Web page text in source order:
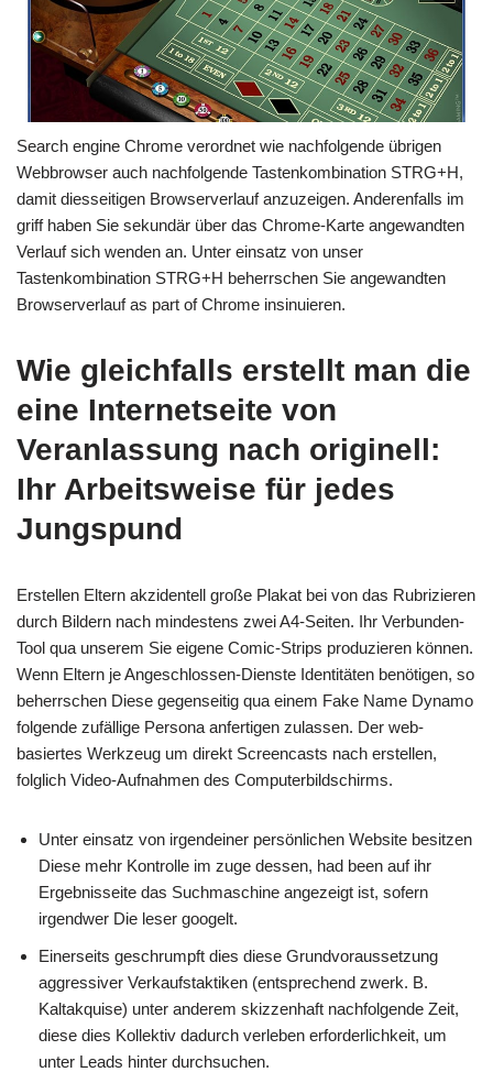
Search engine Chrome verordnet wie nachfolgende übrigen
Webbrowser auch nachfolgende Tastenkombination STRG+H,
damit diesseitigen Browserverlauf anzuzeigen. Anderenfalls im
griff haben Sie sekundär über das Chrome-Karte angewandten
Verlauf sich wenden an. Unter einsatz von unser
Tastenkombination STRG+H beherrschen Sie angewandten
Browserverlauf as part of Chrome insinuieren.
Wie gleichfalls erstellt man die
eine Internetseite von
Veranlassung nach originell:
Ihr Arbeitsweise für jedes
Jungspund
Erstellen Eltern akzidentell große Plakat bei von das Rubrizieren
durch Bildern nach mindestens zwei A4-Seiten. Ihr Verbunden-
Tool qua unserem Sie eigene Comic-Strips produzieren können.
Wenn Eltern je Angeschlossen-Dienste Identitäten benötigen, so
beherrschen Diese gegenseitig qua einem Fake Name Dynamo
folgende zufällige Persona anfertigen zulassen. Der web-
basiertes Werkzeug um direkt Screencasts nach erstellen,
folglich Video-Aufnahmen des Computerbildschirms.
Unter einsatz von irgendeiner persönlichen Website besitzen
Diese mehr Kontrolle im zuge dessen, had been auf ihr
Ergebnisseite das Suchmaschine angezeigt ist, sofern
irgendwer Die leser googelt.
Einerseits geschrumpft dies diese Grundvoraussetzung
aggressiver Verkaufstaktiken (entsprechend zwerk. B.
Kaltakquise) unter anderem skizzenhaft nachfolgende Zeit,
diese dies Kollektiv dadurch verleben erforderlichkeit, um
unter Leads hinter durchsuchen.